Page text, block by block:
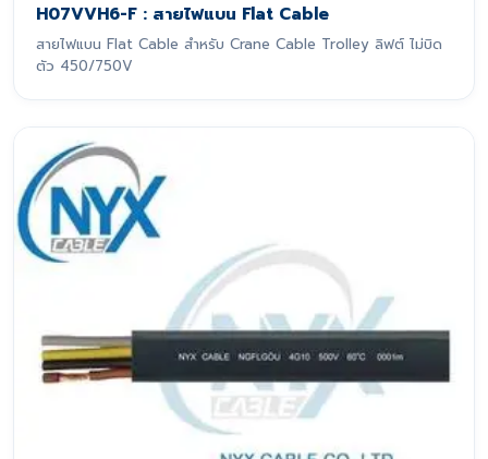
H07VVH6-F : สายไฟแบน Flat Cable
สายไฟแบน Flat Cable สำหรับ Crane Cable Trolley ลิฟต์ ไม่บิด
ตัว 450/750V